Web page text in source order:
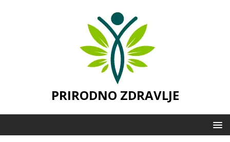
PRIRODNO ZDRAVLJE